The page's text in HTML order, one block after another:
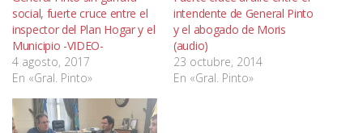
social, fuerte cruce entre el
inspector del Plan Hogar y el
Municipio -VIDEO-
4 agosto, 2017
En «Gral. Pinto»
intendente de General Pinto
y el abogado de Moris
(audio)
23 octubre, 2014
En «Gral. Pinto»